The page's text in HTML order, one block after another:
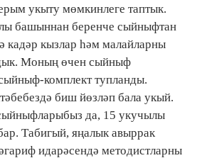
укыту мөмкинлеге таптык.
башыннан беренче сыйныфтан
кадәр кызлар һәм малайларны
Моның өчен сыйныф
комплект тупланды.
биш йөзләп бала укый.
да, 15 укучылы
Табигый, яңалык авыррак
идарәсендә методистларны